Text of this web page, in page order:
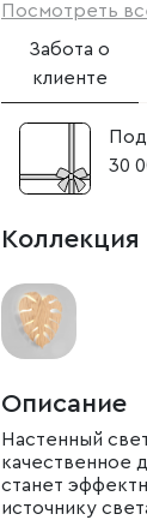
Посмотреть
Забота о
клиенте
30
Коллекция
Описание
Настенный
качественное
станет
источнику